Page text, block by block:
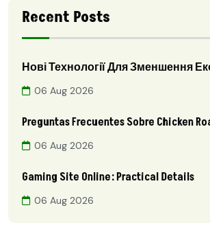
Recent Posts
Нові Технології Для Зменшення
06 Aug 2026
Preguntas Frecuentes Sobre Chicken
06 Aug 2026
Gaming Site Online: Practical Details
06 Aug 2026